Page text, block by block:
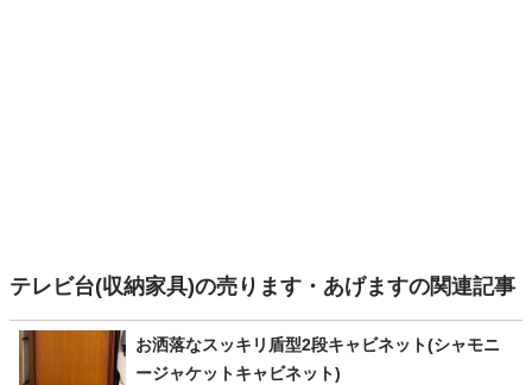
テレビ台(収納家具)の売ります・あげますの関連記事
お洒落なスッキリ盾型2段キャビネット(シャモニ
ージャケットキャビネット)